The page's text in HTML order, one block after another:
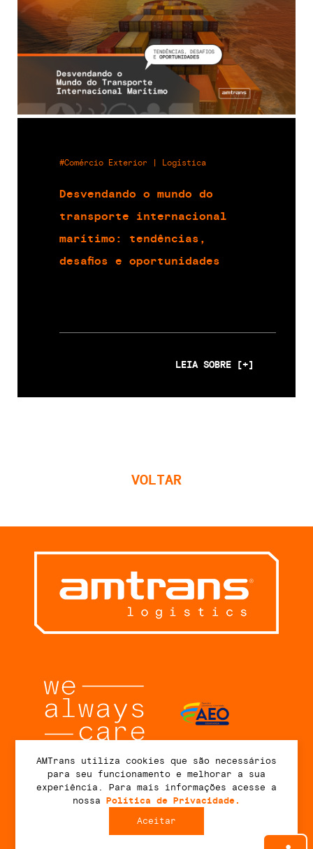
#Comércio Exterior | Logística
Desvendando o mundo do
transporte internacional
marítimo: tendências,
desafios e oportunidades
LEIA SOBRE [+]
VOLTAR
Conecte-se
2026 © AMTrans Logistics. Todos os direitos reservados.
AMTrans utiliza cookies que são necessários
para seu funcionamento e melhorar a sua
experiência. Para mais informações acesse a
nossa Política de Privacidade.
Aceitar